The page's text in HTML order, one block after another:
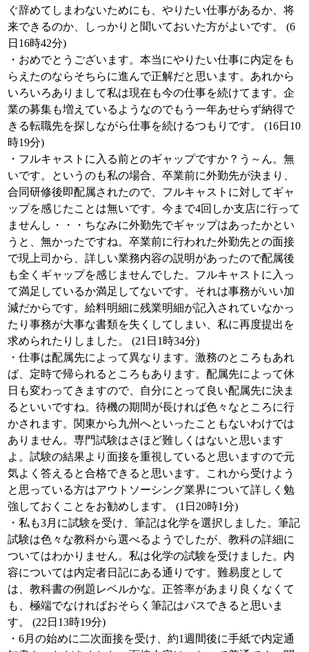
ぐ辞めてしまわないためにも、やりたい仕事があるか、将
来できるのか、しっかりと聞いておいた方がよいです。 (6
日16時42分)
・おめでとうございます。本当にやりたい仕事に内定をも
らえたのならそちらに進んで正解だと思います。あれから
いろいろありまして私は現在も今の仕事を続けてます。企
業の募集も増えているようなのでもう一年あせらず納得で
きる転職先を探しながら仕事を続けるつもりです。 (16日10
時19分)
・フルキャストに入る前とのギャップですか？う～ん。無
いです。というのも私の場合、卒業前に外勤先が決まり、
合同研修後即配属されたので、フルキャストに対してギャ
ップを感じたことは無いです。今まで4回しか支店に行って
ませんし・・・ちなみに外勤先でギャップはあったかとい
うと、無かったですね。卒業前に行われた外勤先との面接
で現上司から、詳しい業務内容の説明があったので配属後
も全くギャップを感じませんでした。フルキャストに入っ
て満足しているか満足してないです。それは事務がいい加
減だからです。給料明細に残業明細が記入されていなかっ
たり事務が大事な書類を失くしてしまい、私に再度提出を
求められたりしました。 (21日1時34分)
・仕事は配属先によって異なります。激務のところもあれ
ば、定時で帰られるところもあります。配属先によって休
日も変わってきますので、自分にとって良い配属先に決ま
るといいですね。待機の期間が長ければ色々なところに行
かされます。関東から九州へといったこともないわけでは
ありません。専門試験はさほど難しくはないと思います
よ。試験の結果より面接を重視していると思いますので元
気よく答えると合格できると思います。これから受けよう
と思っている方はアウトソーシング業界について詳しく勉
強しておくことをお勧めします。 (1日20時1分)
・私も3月に試験を受け、筆記は化学を選択しました。筆記
試験は色々な教科から選べるようでしたが、教科の詳細に
ついてはわかりません。私は化学の試験を受けました。内
容については内定者日記にある通りです。難易度として
は、教科書の例題レベルかな。正答率があまり良くなくて
も、極端でなければおそらく筆記はパスできると思いま
す。 (22日13時19分)
・6月の始めに二次面接を受け、約1週間後に手紙で内定通